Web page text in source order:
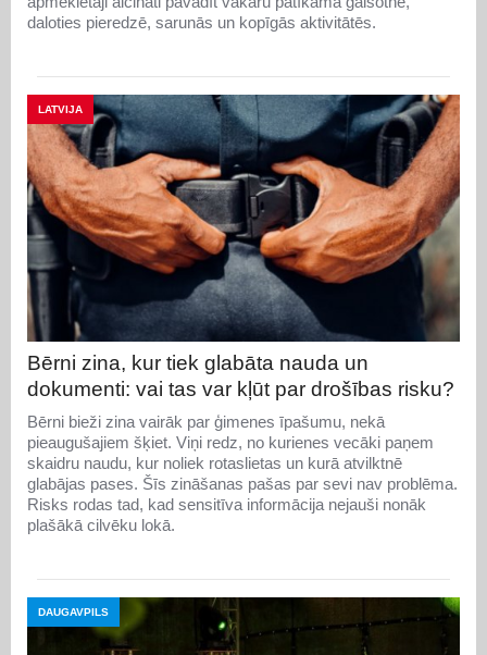
daloties pieredzē, sarunās un kopīgās aktivitātēs.
LATVIJA
Bērni zina, kur tiek glabāta nauda un
dokumenti: vai tas var kļūt par drošības risku?
Bērni bieži zina vairāk par ģimenes īpašumu, nekā
pieaugušajiem šķiet. Viņi redz, no kurienes vecāki paņem
skaidru naudu, kur noliek rotaslietas un kurā atvilktnē
glabājas pases. Šīs zināšanas pašas par sevi nav problēma.
Risks rodas tad, kad sensitīva informācija nejauši nonāk
plašākā cilvēku lokā.
DAUGAVPILS